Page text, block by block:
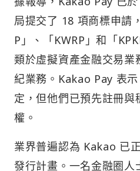
局提交了 18 項商標申請
P」、「KWRP」和「
類於虛擬資產金融交易業
紀業務。Kakao Pay 表
定，但他們已預先註冊與
權。
業界普遍認為 Kakao 已
發行計畫。一名金融圈